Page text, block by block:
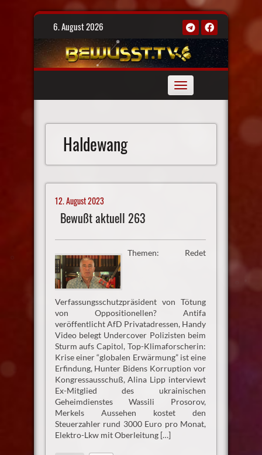
Skip
6. August 2026
Toggle
navigation
Haldewang
12. August 2023
Bewußt aktuell 263
Themen: Redet
Verfassungsschutzpräsident von Tötung
von Oppositionellen? Antifa
veröffentlicht AfD Privatadressen, Handy
Video belegt Undercover Polizisten beim
Sturm aufs Capitol, Top-Klimaforscherin:
Krise einer “globalen Erwärmung” ist eine
Erfindung, Hunter Bidens Korruption vor
Kongressausschuß, Alina Lipp interviewt
Ex-Mitglied des ukrainischen
Geheimdienstes Wassili Prosorov,
Merkels Aussehen kostet den
Steuerzahler rund 3000 Euro pro Monat,
Elektro-Lkw mit Oberleitung […]